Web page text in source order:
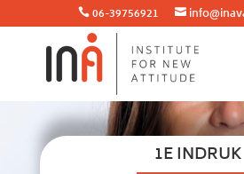
 06-39756921 
1E INDRUK